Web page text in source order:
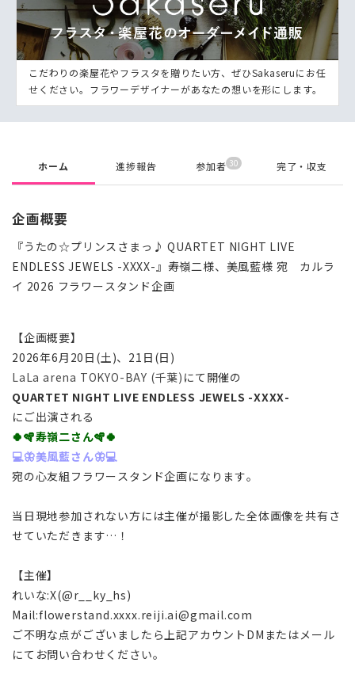
こだわりの楽屋花やフラスタを贈りたい方、ぜひSakaseruにお任
せください。フラワーデザイナーがあなたの想いを形にします。
ホーム 進捗報告 参加者 30 完了・収支
企画概要
『うたの☆プリンスさまっ♪ QUARTET NIGHT LIVE
ENDLESS JEWELS -XXXX-』寿嶺二様、美風藍様 宛 カルラ
イ 2026 フラワースタンド企画
【企画概要】
2026年6月20日(土)、21日(日)
LaLa arena TOKYO-BAY (千葉) にて開催の
QUARTET NIGHT LIVE ENDLESS JEWELS -XXXX-
にご出演される
🍀🪇寿嶺二さん🪇🍀
💻🦋美風藍さん🦋💻
宛の心友組フラワースタンド企画になります。
当日現地参加されない方には主催が撮影した全体画像を共有さ
せていただきます…！
【主催】
れいな:X(@r__ky_hs)
Mail:flowerstand.xxxx.reiji.ai@gmail.com
ご不明な点がございましたら上記アカウントDMまたはメール
にてお問い合わせください。